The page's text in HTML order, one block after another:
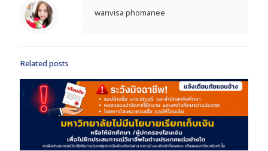
wanvisa phomanee
Related posts